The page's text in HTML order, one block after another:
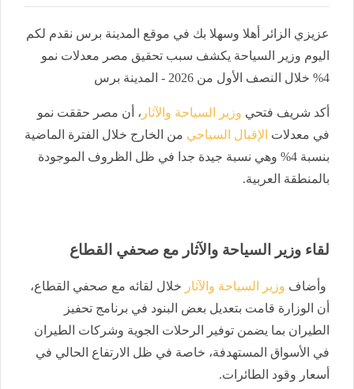
عزيزي الزائر أهلا وسهلا بك في موقع المدينة برس نقدم لكم
اليوم وزير السياحة يكشف سبب تحقيق مصر معدلات نمو
4% خلال النصف الأول من 2026 - المدينة برس
أكد شريف فتحي وزير السياحة والآثار ، أن مصر حققت نمو
في معدلات الإقبال السياحي من الخارج خلال الفترة الماضية
بنسبة 4% وهي نسبة جيدة جدا في ظل الظروف الموجودة
بالمنطقة العربية.
لقاء وزير السياحة والآثار مع صحفي القطاع
وأضاف وزير السياحة والآثار خلال لقائه مع صحفي القطاع،
أن الوزارة قامت بتعديل بعض البنود في برنامج تحفيز
الطيران بما يضمن توفير الرحلات الجوية وشركات الطيران
في الأسواق المستهدفة، خاصة في ظل الارتفاع الحالي في
أسعار وقود الطائرات.